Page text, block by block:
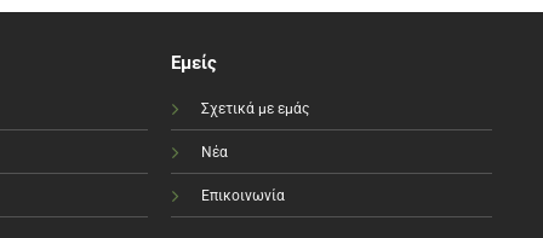
Εμείς
Σχετικά με εμάς
Νέα
Επικοινωνία